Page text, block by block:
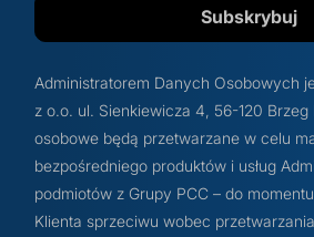
Subskrybuj
Administratorem Danych Osobowych
z o.o. ul. Sienkiewicza 4, 56-120 Brzeg
osobowe będą przetwarzane w celu
bezpośredniego produktów i usług
podmiotów z Grupy PCC – do
Klienta sprzeciwu wobec